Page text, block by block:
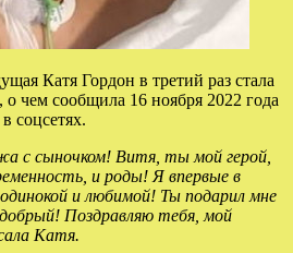
Катя Гордон в третий раз стала
чем сообщила 16 ноября 2022 года
соцсетях.
с сыночком! Витя, ты мой герой,
и роды! Я впервые в
одинокой и любимой! Ты подарил мне
Поздравляю тебя, мой
Катя.